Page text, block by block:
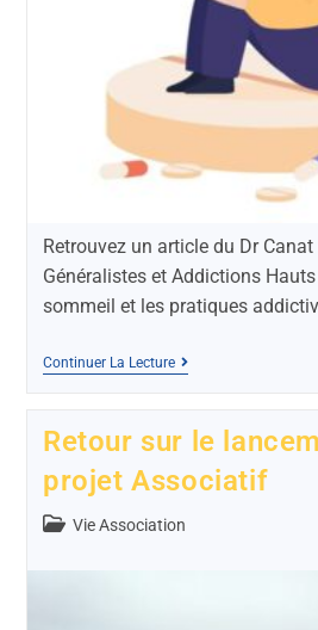
Retrouvez un article du Dr
Généralistes et Addictions
sommeil et les pratiques
Continuer La Lecture
Retour sur le
projet Associatif
Vie Association